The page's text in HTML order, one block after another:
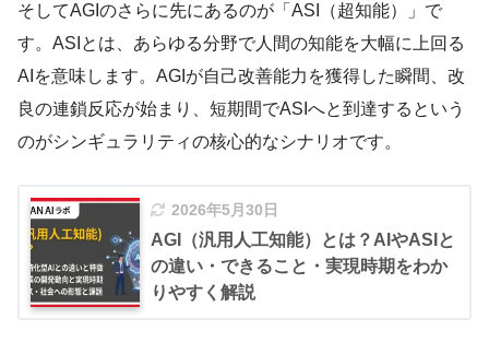
そしてAGIのさらに先にあるのが「ASI（超知能）」で
す。ASIとは、あらゆる分野で人間の知能を大幅に上回る
AIを意味します。AGIが自己改善能力を獲得した瞬間、改
良の連鎖反応が始まり、短期間でASIへと到達するという
のがシンギュラリティの核心的なシナリオです。
2026年5月30日
AGI（汎用人工知能）とは？AIやASIと
の違い・できること・実現時期をわか
りやすく解説